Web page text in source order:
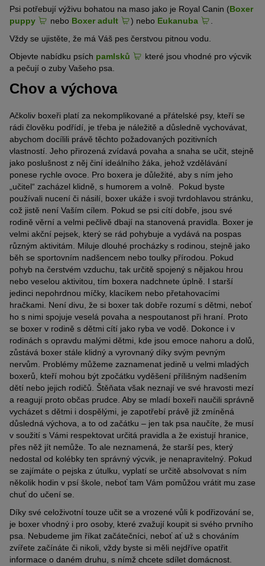
Psi potřebují výživu bohatou na maso jako je Royal Canin (Boxer
puppy
nebo Boxer adult ) nebo Eukanuba
Vždy se ujistěte, že má Váš pes čerstvou pitnou vodu.
Objevte nabídku psích pamlsků
které jsou vhodné pro výcvik
a pečují o zuby Vašeho psa.
Chov a výchova
Ačkoliv boxeři platí za nekomplikované a přátelské psy, kteří se
rádi člověku podřídí, je třeba je náležitě a důsledně vychovávat,
abychom docílili právě těchto požadovaných pozitivních
vlastností. Jeho přirozená zvídavá povaha a snaha se učit, stejně
jako poslušnost z něj činí ideálního žáka, jehož vzdělávání
ponese rychle ovoce. Pro boxera je důležité, aby s ním jeho
„učitel“ zacházel klidně, s humorem a volně. Pokud byste
používali nucení či násilí, boxer ukáže i svoji tvrdohlavou stránku,
což jistě není Vaším cílem. Pokud se psi cítí dobře, jsou své
rodině věrní a velmi pečlivě dbají na stanovená pravidla. Boxer je
velmi akční pejsek, který se rád pohybuje a vydává na pospas
různým aktivitám. Miluje dlouhé procházky s rodinou, stejně jako
běh se sportovním nadšencem nebo toulky přírodou. Pokud
pohyb na čerstvém vzduchu, tak určitě spojený s nějakou hrou
nebo veselou aktivitou, tím boxera nadchnete úplně. I starší
jedinci nepohrdnou míčky, klacíkem nebo přetahovacími
hračkami. Není divu, že si boxer tak dobře rozumí s dětmi, neboť
ho s nimi spojuje veselá povaha a nespoutanost při hraní. Proto
se boxer v rodině s dětmi cítí jako ryba ve vodě. Dokonce i v
rodinách s opravdu malými dětmi, kde jsou emoce nahoru a dolů,
zůstává boxer stále klidný a vyrovnaný díky svým pevným
nervům. Problémy můžeme zaznamenat jedině u velmi mladých
boxerů, kteří mohou být zpočátku vyděšení přílišným nadšením
dětí nebo jejich rodičů. Štěňata však neznají ve své hravosti mezí
a reagují proto občas prudce. Aby se mladí boxeři naučili správně
vycházet s dětmi i dospělými, je zapotřebí právě již zmíněná
důsledná výchova, a to od začátku – jen tak psa naučíte, že musí
v soužití s Vámi respektovat určitá pravidla a že existují hranice,
přes něž jít nemůže. To ale neznamená, že starší pes, který
nedostal od kolébky ten správný výcvik, je nenapravitelný. Pokud
se zajímáte o pejska z útulku, vyplatí se určitě absolvovat s ním
několik hodin v psí škole, neboť tam Vám pomůžou vrátit mu zase
chuť do učení se.
Díky své celoživotní touze učit se a vrozené vůli k podřizování se,
je boxer vhodný i pro osoby, které zvažují koupit si svého prvního
psa. Nebudeme jim říkat začátečníci, neboť ať už s chováním
zvířete začínáte či nikoli, vždy byste si měli nejdříve opatřit
informace o daném druhu, s nímž chcete sdílet domácnost.